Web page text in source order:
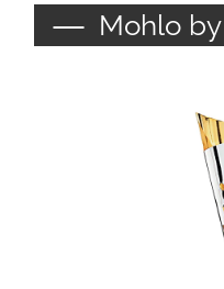
Mohlo